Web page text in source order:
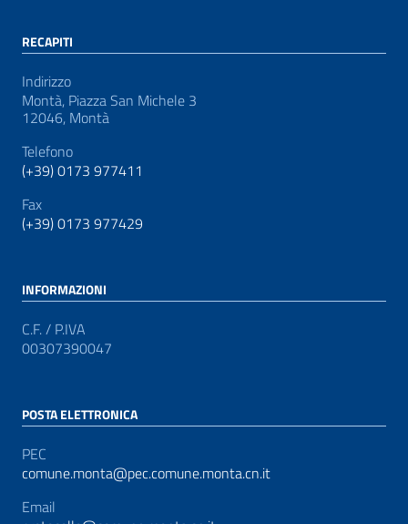
RECAPITI
Indirizzo
Montà, Piazza San Michele 3
12046, Montà
Telefono
(+39) 0173 977411
Fax
(+39) 0173 977429
INFORMAZIONI
C.F. / P.IVA
00307390047
POSTA ELETTRONICA
PEC
comune.monta@pec.comune.monta.cn.it
Email